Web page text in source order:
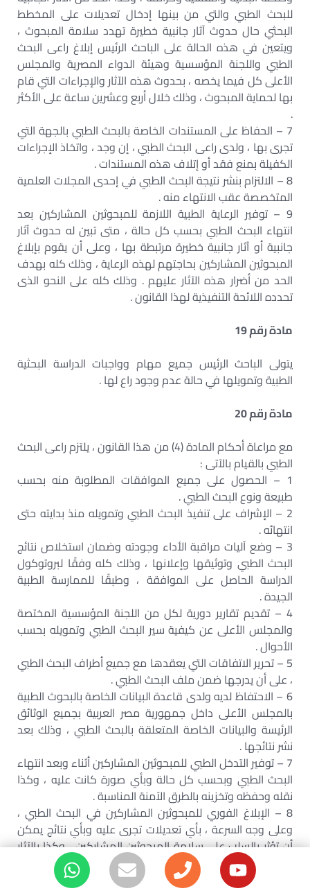
للبحث الطبي والتي من بينها إدخال تعديلات على المخطط
البحثي حال حدوث آثار جانبية خطيرة تهدد سلامة المبحوث ،
ويتعين في هذه الحالة على الباحث الرئيس إبلاغ راعى البحث
الطبي واللجنة المؤسسية وهيئة الدواء المصرية والمجلس
الأعلى كل فيما يخصه ، بحدوث هذه الآثار والإجراءات التي قام
بها لحماية المبحوث ، وذلك خلال أربع وعشرين ساعة على الأكثر
.
7 – الحفاظ على المستندات الخاصة بالبحث الطبي بالجهة التي
تجرى بها ، ولدى راعى البحث الطبي ، إن وجد ، واتخاذ الإجراءات
الكفيلة بمنع فقد أو إتلاف هذه المستندات .
8 – الالتزام بنشر نتيجة البحث الطبي في إحدى المجلات العلمية
المتخصصة عقب الانتهاء منه .
9 – توفير الرعاية الطبية اللازمة للمبحوثين المشاركين بعد
انتهاء البحث الطبي بحسب كل حالة ، متى تبين له حدوث آثار
جانبية أو آثار جانبية خطيرة مرتبطة بها ، وعلى أن يقوم بإبلاغ
المبحوثين المشاركين بحاجتهم لهذه الرعاية ، وذلك كله بهدف
الحد من أضرار هذه الآثار عليهم . وذلك كله على النحو الذى
تحدده اللائحة التنفيذية لهذا القانون .
مادة رقم 19
يتولى الباحث الرئيس جميع مهام وواجبات الدراسة البحثية
الطبية وتمويلها في حالة عدم وجود راع لها .
مادة رقم 20
مع مراعاة أحكام المادة (4) من هذا القانون ، يلتزم راعى البحث
الطبي بالقيام بالآتى :
1 – الحصول على جميع الموافقات المطلوبة منه بحسب
طبيعة ونوع البحث الطبي .
2 – الإشراف على تنفيذ البحث الطبي وتمويله منذ بدايته حتى
انتهائه .
3 – وضع آليات مراقبة الأداء وجودته وضمان استخلاص نتائج
البحث الطبي وتوثيقها وإعلانها ، وذلك كله وفقًا لبروتوكول
الدراسة الحاصل على الموافقة ، وطبقًا للممارسة الطبية
الجيدة .
4 – تقديم تقارير دورية لكل من اللجنة المؤسسية المختصة
والمجلس الأعلى عن كيفية سير البحث الطبي وتمويله بحسب
الأحوال .
5 – تحرير الاتفاقات التي يعقدها مع جميع أطراف البحث الطبي
، على أن يدرجها ضمن ملف البحث الطبي .
6 – الاحتفاظ لديه ولدى قاعدة البيانات الخاصة بالبحوث الطبية
بالمجلس الأعلى داخل جمهورية مصر العربية بجميع الوثائق
الرئيسة والبيانات الخاصة المتعلقة بالبحث الطبي ، وذلك بعد
نشر نتائجها .
7 – توفير التدخل الطبي للمبحوثين المشاركين أثناء وبعد انتهاء
البحث الطبي وبحسب كل حالة وبأي صورة كانت عليه ، وكذا
نقله وحفظه وتخزينه بالطرق الآمنة المناسبة .
8 – الإبلاغ الفوري للمبحوثين المشاركين في البحث الطبي ،
وعلى وجه السرعة ، بأي تعديلات تجرى عليه وبأي نتائج يمكن
أن تؤثر بالسلب على سلامة المبحوثين المشاركين ، وكذا بالآثار
الجانبية الخطيرة غير المتوقعة للبحث الطبي .
9 – الالتزام بإبرام عقد تأمين للمبحوثين المشاركين بالبحث